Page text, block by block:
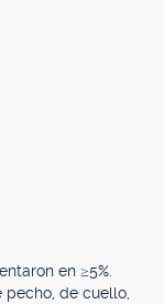
en ≥5%.
de cuello,